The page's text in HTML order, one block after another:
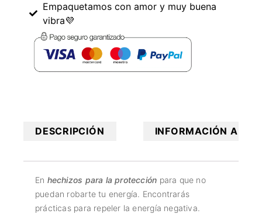
Empaquetamos con amor y muy buena
vibra💜
DESCRIPCIÓN INFORMACIÓN
En hechizos para la protección para que no
puedan robarte tu energía. Encontrarás
prácticas para repeler la energía negativa.